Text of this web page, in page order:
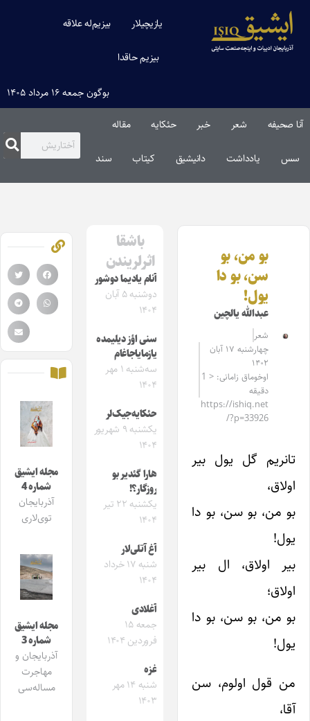
یازیچیلار بیزیم‌له علاقه
بیزیم حاقدا
بوگون جمعه ۱۶ مرداد ۱۴۰۵
آنا صحیفه شعر خبر حئکایه مقاله‌
سس یادداشت دانیشیق کیتاب سند
بو من، بو
سن، بو دا
یول!
عبدالله یالچین
شعر
چهارشنبه ۱۷ آبان
۱۴۰۲
اوخوماق زامانی: < 1
دقیقه
https://ishiq.net
/?p=33926
تانریم گل یول بیر
اولاق،
بو من، بو سن، بو دا
یول!
بیر اولاق، ال بیر
اولاق؛
بو من، بو سن، بو دا
یول!
من قول اولوم، سن
آقا،
باشقا
اثرلریندن
آنام یادیما دوشور
دوشنبه ۵ آبان
۱۴۰۴
سنی اؤز دیلیمده
یازمایاجاغام
سه‌شنبه ۱ مهر
۱۴۰۴
حئکایه‌جیک‌لر
یکشنبه ۹ شهریور
۱۴۰۴
هارا گئدیر بو
روزگار؟!
یکشنبه ۲۲ تیر
۱۴۰۴
آغ آتلی‌لار
شنبه ۱۷ خرداد
۱۴۰۴
آغلادی
جمعه ۱۵
فروردین ۱۴۰۴
غزه
شنبه ۱۴ مهر
۱۴۰۳
مجله ایشیق
شماره 4
آذربایجان
توی‌لاری
مجله ایشیق
شماره 3
آذربایجان و
مهاجرت
مساله‌سی